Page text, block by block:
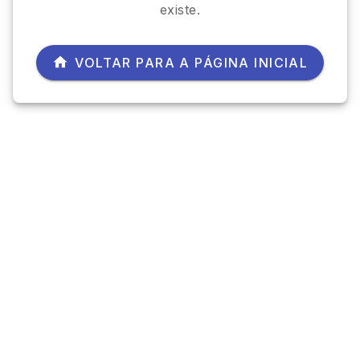
existe.
VOLTAR PARA A PÁGINA INICIAL